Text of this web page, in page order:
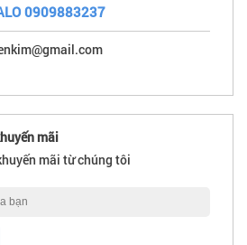
0909883237
mãi
mãi từ chúng tôi